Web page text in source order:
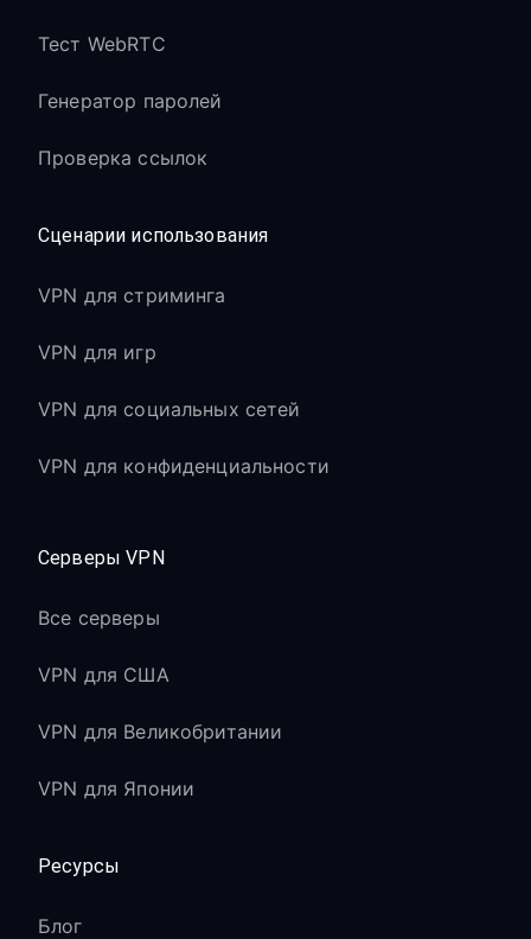
Тест WebRTC
Генератор паролей
Проверка ссылок
Сценарии использования
VPN для стриминга
VPN для игр
VPN для социальных сетей
VPN для конфиденциальности
Серверы VPN
Все серверы
VPN для США
VPN для Великобритании
VPN для Японии
Ресурсы
Блог